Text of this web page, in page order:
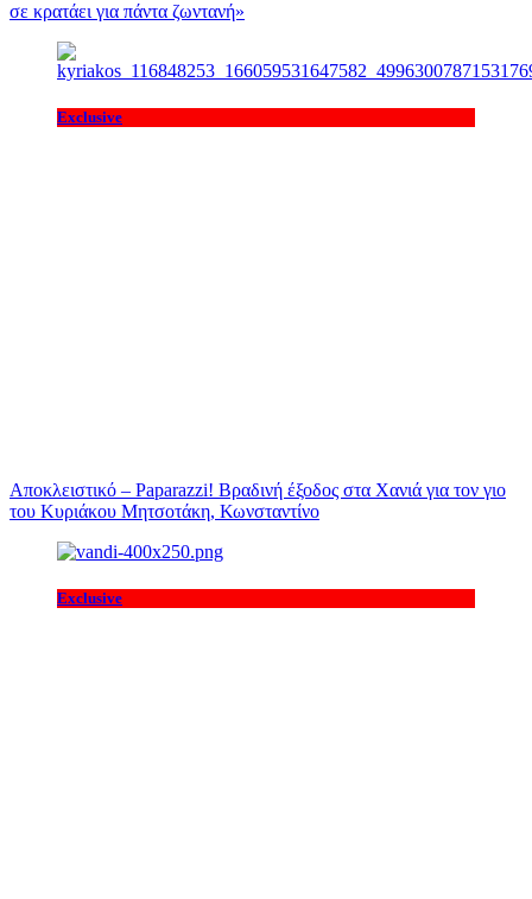
σε κρατάει για πάντα ζωντανή»
Exclusive
Αποκλειστικό – Paparazzi! Βραδινή έξοδος στα Χανιά για τον γιο
του Κυριάκου Μητσοτάκη, Κωνσταντίνο
Exclusive